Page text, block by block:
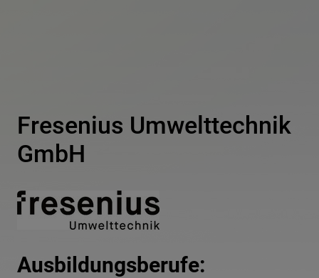
Fresenius Umwelttechnik
GmbH
Ausbildungsberufe: